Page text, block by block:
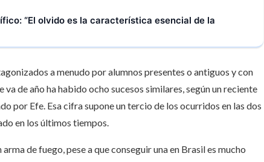
“El olvido es la característica esencial de la
a menudo por alumnos presentes o antiguos y con
de año ha habido ocho sucesos similares, según un reciente
por Efe. Esa cifra supone un tercio de los ocurridos en las dos
en los últimos tiempos.
de fuego, pese a que conseguir una en Brasil es mucho